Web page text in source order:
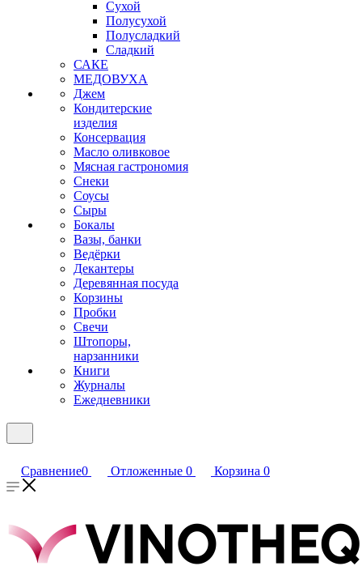
Сухой
Полусухой
Полусладкий
Сладкий
САКЕ
МЕДОВУХА
Джем
Кондитерские
изделия
Консервация
Масло оливковое
Мясная гастрономия
Снеки
Соусы
Сыры
Бокалы
Вазы, банки
Ведёрки
Декантеры
Деревянная посуда
Корзины
Пробки
Свечи
Штопоры,
нарзанники
Книги
Журналы
Ежедневники
Сравнение0 Отложенные 0 Корзина 0